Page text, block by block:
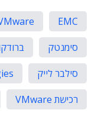
EMC
סימנטק
סילבר לייק
רכישת VMware